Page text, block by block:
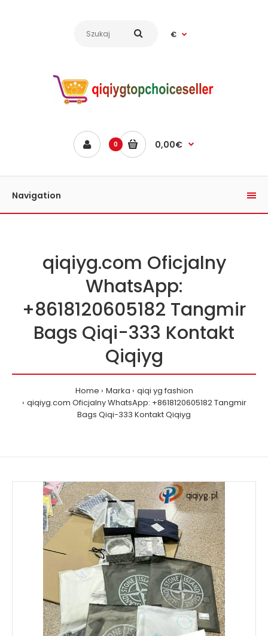
€
0 0,00€
Navigation
qiqiyg.com Oficjalny
WhatsApp:
+8618120605182 Tangmir
Bags Qiqi-333 Kontakt
Qiqiyg
Home Marka
qiqi yg fashion
qiqiyg.com Oficjalny WhatsApp: +8618120605182 Tangmir
Bags Qiqi-333 Kontakt Qiqiyg